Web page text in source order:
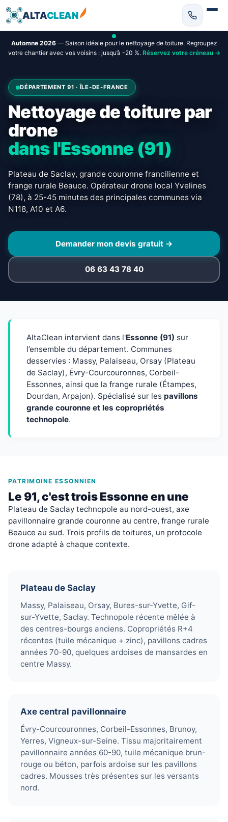
ALTACLEAN
Automne 2026— Saison idéale pour le nettoyage de toiture. Regroupez
votre chantier avec vos voisins : jusqu’à -20 %. Réservez votre créneau →
DÉPARTEMENT 91 · ÎLE-DE-FRANCE
Nettoyage de toiture par
drone
dans l'Essonne (91)
Plateau de Saclay, grande couronne francilienne et
frange rurale Beauce. Opérateur drone local Yvelines
(78), à 25-45 minutes des principales communes via
N118, A10 et A6.
Demander mon devis gratuit →
06 63 43 78 40
AltaClean intervient dans l'Essonne (91) sur
l’ensemble du département. Communes
desservies : Massy, Palaiseau, Orsay (Plateau
de Saclay), Évry-Courcouronnes, Corbeil-
Essonnes, ainsi que la frange rurale (Étampes,
Dourdan, Arpajon). Spécialisé sur les pavillons
grande couronne et les copropriétés
technopole.
PATRIMOINE ESSONNIEN
Le 91, c'est trois Essonne en une
Plateau de Saclay technopole au nord-ouest, axe
pavillonnaire grande couronne au centre, frange rurale
Beauce au sud. Trois profils de toitures, un protocole
drone adapté à chaque contexte.
Plateau de Saclay
Massy, Palaiseau, Orsay, Bures-sur-Yvette, Gif-
sur-Yvette, Saclay. Technopole récente mêlée à
des centres-bourgs anciens. Copropriétés R+4
récentes (tuile mécanique + zinc), pavillons cadres
années 70-90, quelques ardoises de mansardes en
centre Massy.
Axe central pavillonnaire
Évry-Courcouronnes, Corbeil-Essonnes, Brunoy,
Yerres, Vigneux-sur-Seine. Tissu majoritairement
pavillonnaire années 60-90, tuile mécanique brun-
rouge ou béton, parfois ardoise sur les pavillons
cadres. Mousses très présentes sur les versants
nord.